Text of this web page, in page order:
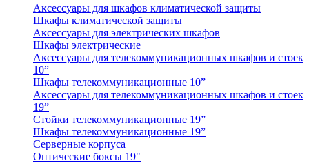
Аксессуары для шкафов климатической защиты
Шкафы климатической защиты
Аксессуары для электрических шкафов
Шкафы электрические
Аксессуары для телекоммуникационных шкафов и стоек
10”
Шкафы телекоммуникационные 10”
Аксессуары для телекоммуникационных шкафов и стоек
19”
Стойки телекоммуникационные 19”
Шкафы телекоммуникационные 19”
Серверные корпуса
Оптические боксы 19"